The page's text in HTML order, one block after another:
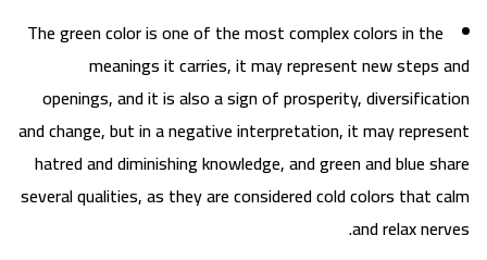
The green color is one of the most complex colors in the
meanings it carries, it may represent new steps and
openings, and it is also a sign of prosperity, diversification
and change, but in a negative interpretation, it may represent
hatred and diminishing knowledge, and green and blue share
several qualities, as they are considered cold colors that calm
and relax nerves.